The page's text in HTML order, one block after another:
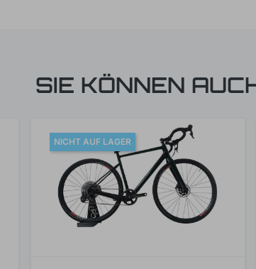
SIE KÖNNEN
NICHT AUF LAGER